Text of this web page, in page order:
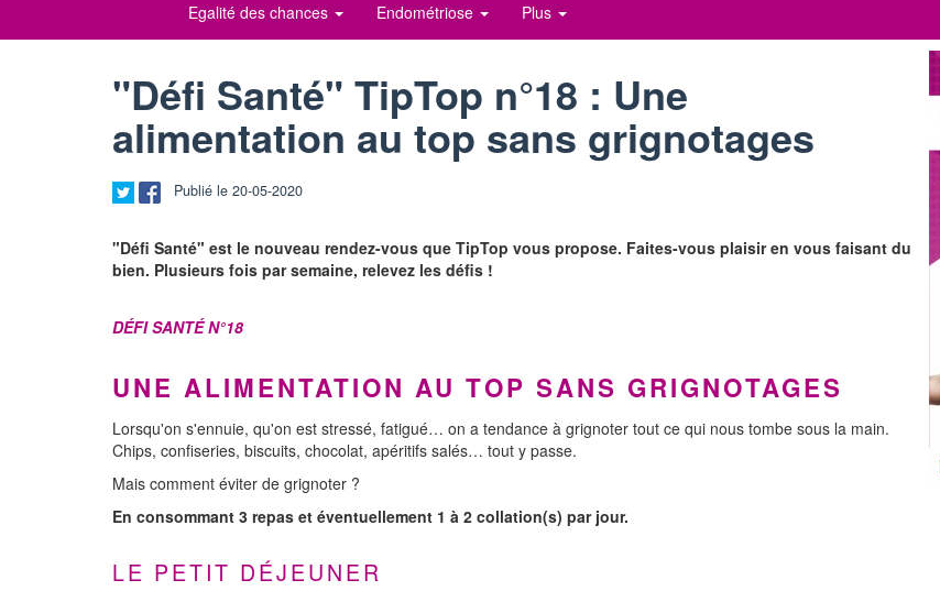
Egalité des chances Endométriose Plus
"Défi Santé" TipTop n°18 : Une
alimentation au top sans grignotages
Publié le 20-05-2020
"Défi Santé" est le nouveau rendez-vous que TipTop vous propose. Faites-vous plaisir en vous faisant du
bien. Plusieurs fois par semaine, relevez les défis !
DÉFI SANTÉ N°18
UNE ALIMENTATION AU TOP SANS GRIGNOTAGES
Lorsqu'on s'ennuie, qu'on est stressé, fatigué… on a tendance à grignoter tout ce qui nous tombe sous la main.
Chips, confiseries, biscuits, chocolat, apéritifs salés… tout y passe.
Mais comment éviter de grignoter ?
En consommant 3 repas et éventuellement 1 à 2 collation(s) par jour.
LE PETIT DÉJEUNER